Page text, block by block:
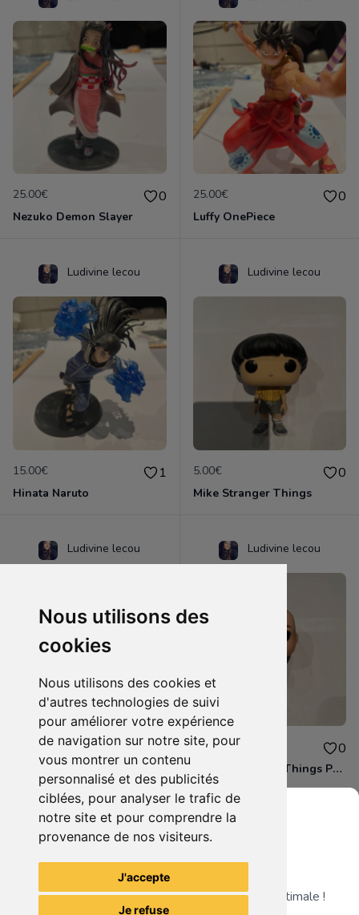
Nous utilisons des
cookies
Nous utilisons des cookies et
d'autres technologies de suivi
pour améliorer votre expérience
de navigation sur notre site, pour
vous montrer un contenu
personnalisé et des publicités
ciblées, pour analyser le trafic de
notre site et pour comprendre la
provenance de nos visiteurs.
J'accepte
Je refuse
25.00€ 0
Nezuko Demon Slayer
25.00€ 0
Luffy OnePiece
Ludivine lecou
15.00€ 1
Hinata Naruto
Ludivine lecou
5.00€ 0
Mike Stranger Things
Ludivine lecou
5.00€ 0
Crocodile OnePiece
Ludivine lecou
5.00€ 0
Eleven Stranger Things POP
Voir tous les articles du vendeur
Grenier du Geek
Télécharge notre app pour une expérience optimale !